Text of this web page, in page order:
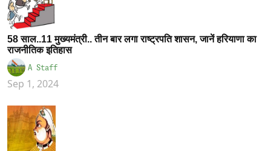
58 साल..11 मुख्यमंत्री.. तीन बार लगा राष्ट्रपति शासन, जानें हरियाणा का
राजनीतिक इतिहास
A Staff
Sep 1, 2024